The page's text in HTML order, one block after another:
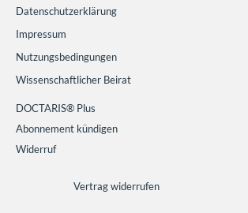
Datenschutzerklärung
Impressum
Nutzungsbedingungen
Wissenschaftlicher Beirat
DOCTARIS® Plus
Abonnement kündigen
Widerruf
Vertrag widerrufen